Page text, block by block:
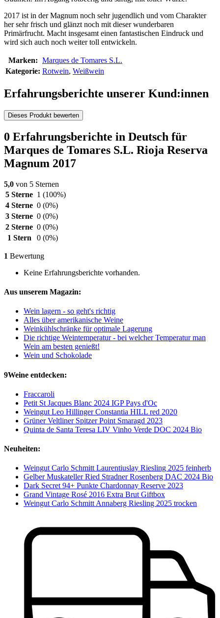
2017 ist in der Magnum noch sehr jugendlich und vom Charakter
her sehr frisch und glänzt noch mit dieser wunderbaren
Primärfrucht. Macht insgesamt einen fantastischen Eindruck und
wird sich auch noch weiter toll entwickeln.
Marken: Marques de Tomares S.L.
Kategorie: Rotwein, Weißwein
Erfahrungsberichte unserer Kund:innen
Dieses Produkt bewerten
0 Erfahrungsberichte in Deutsch für
Marques de Tomares S.L. Rioja Reserva
Magnum 2017
5,0 von 5 Sternen
5 Sterne 1 (100%)
4 Sterne 0 (0%)
3 Sterne 0 (0%)
2 Sterne 0 (0%)
1 Stern
0 (0%)
1 Bewertung
Keine Erfahrungsberichte vorhanden.
Aus unserem Magazin:
Wein lagern - so geht's richtig
Alles über amerikanische Weine
Weinkühlschränke für optimale Lagerung
Die richtige Weintemperatur - bei welcher Temperatur man
Wein am besten genießt!
Wein und Schokolade
9Weine entdecken:
Fraccaroli
Petit St Jacques Blanc 2024 IGP Pays d'Oc
Weingut Leo Hillinger Constantia HILL red 2020
Grüner Veltliner Spitzer Point Smaragd 2023
Quinta de Santa Teresa LIV Vinho Verde DOC 2024 Bio
Neuheiten:
Weingut Carlo Schmitt Laurentiuslay Riesling 2025 feinherb
Gelber Muskateller Ried Stradner Rosenberg DAC 2024 Bio
Dark Secret 94+ Punkte Chardonnay Reserve 2023
Grand Vintage Rosé 2016 Extra Brut Giftbox
Weingut Carlo Schmitt Annaberg Riesling 2025 trocken